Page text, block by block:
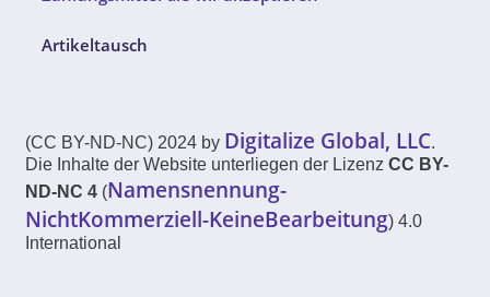
Artikeltausch
(CC BY-ND-NC) 2024 by Digitalize Global, LLC.
Die Inhalte der Website unterliegen der Lizenz CC BY-
ND-NC 4 (Namensnennung-
NichtKommerziell-KeineBearbeitung) 4.0
International